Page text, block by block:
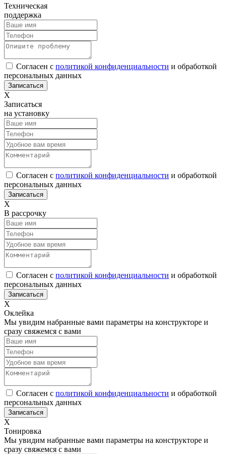
Техническая
поддержка
Согласен с политикой конфиденциальности и обработкой
персональных данных
Х
Записаться
на установку
Согласен с политикой конфиденциальности и обработкой
персональных данных
Х
В рассрочку
Согласен с политикой конфиденциальности и обработкой
персональных данных
Х
Оклейка
Мы увидим набранные вами параметры на конструкторе и
сразу свяжемся с вами
Согласен с политикой конфиденциальности и обработкой
персональных данных
Х
Тонировка
Мы увидим набранные вами параметры на конструкторе и
сразу свяжемся с вами